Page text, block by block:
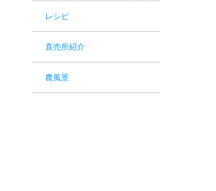
レシピ
直売所紹介
農風景